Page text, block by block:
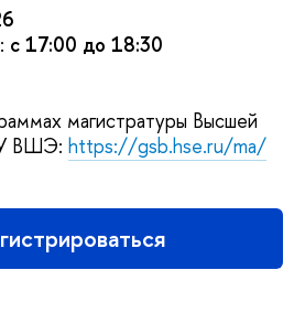
с 17:00 до 18:30
магистратуры Высшей
ВШЭ: https://gsb.hse.ru/ma/